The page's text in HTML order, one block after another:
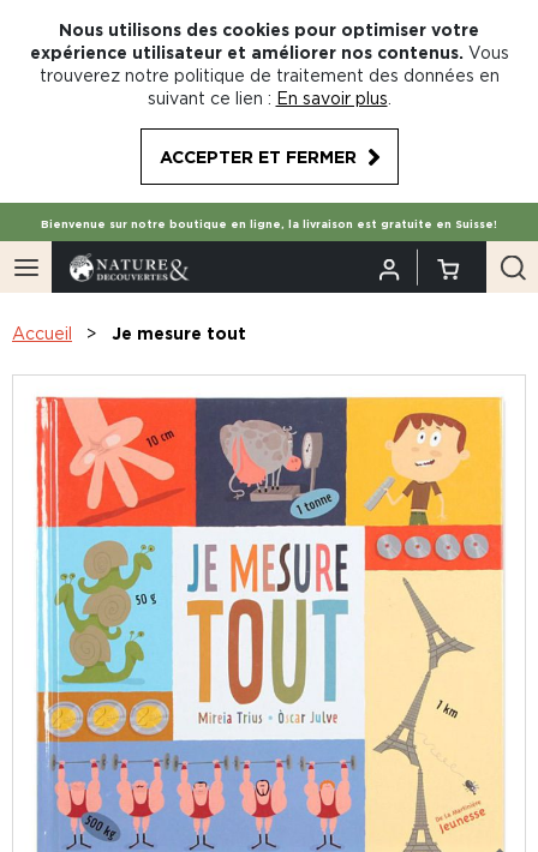
Nous utilisons des cookies pour optimiser votre
expérience utilisateur et améliorer nos contenus. Vous
trouverez notre politique de traitement des données en
suivant ce lien : En savoir plus
ACCEPTER ET FERMER
Bienvenue sur notre boutique en ligne, la livraison est gratuite en Suisse!
Accueil Je mesure tout